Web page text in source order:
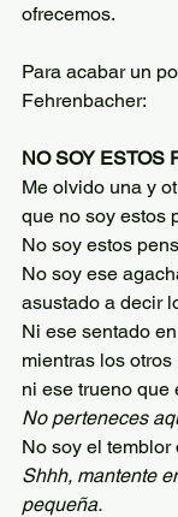
ofrecemos.
Para acabar un
Fehrenbacher:
NO SOY ESTOS
Me olvido una y
que no soy estos
No soy estos
No soy ese
asustado a decir
Ni ese sentado
mientras los
ni ese trueno que
No perteneces
No soy el temblor
Shhh, mantente
pequeña.